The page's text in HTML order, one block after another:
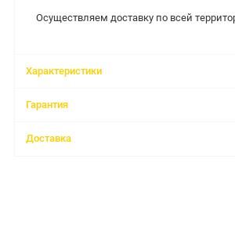
Осуществляем доставку по всей
Характеристики
Гарантия
Доставка